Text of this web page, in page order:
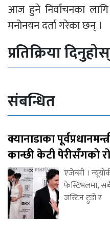
आज हुने निर्वाचनका
मनोनयन दर्ता गरेका छन् ।
प्रतिक्रिया दिनुहोस्
संबन्धित
क्यानाडाका
कान्छी केटी पेरीसँगको
एजेन्सी ।
फेस्टिभलमा,
जस्टिन ट्रुडो र